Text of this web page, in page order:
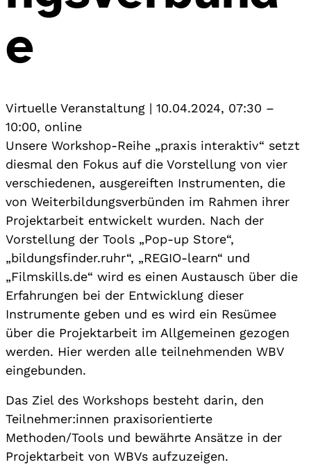
e
Virtuelle Veranstaltung | 10.04.2024, 07:30 –
10:00, online
Unsere Workshop-Reihe „praxis interaktiv“ setzt
diesmal den Fokus auf die Vorstellung von vier
verschiedenen, ausgereiften Instrumenten, die
von Weiterbildungsverbünden im Rahmen ihrer
Projektarbeit entwickelt wurden. Nach der
Vorstellung der Tools „Pop-up Store“,
„bildungsfinder.ruhr“, „REGIO-learn“ und
„Filmskills.de“ wird es einen Austausch über die
Erfahrungen bei der Entwicklung dieser
Instrumente geben und es wird ein Resümee
über die Projektarbeit im Allgemeinen gezogen
werden. Hier werden alle teilnehmenden WBV
eingebunden.
Das Ziel des Workshops besteht darin, den
Teilnehmer:innen praxisorientierte
Methoden/Tools und bewährte Ansätze in der
Projektarbeit von WBVs aufzuzeigen.